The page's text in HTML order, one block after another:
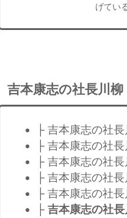
げてい
吉本康志の社長川柳
├ 吉本康志の社
├ 吉本康志の社
├ 吉本康志の社
├ 吉本康志の社
├ 吉本康志の社
├ 吉本康志の社長